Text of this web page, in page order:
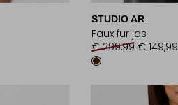
STUDIO AR
Faux fur jas
€ 299,99 € 149,99